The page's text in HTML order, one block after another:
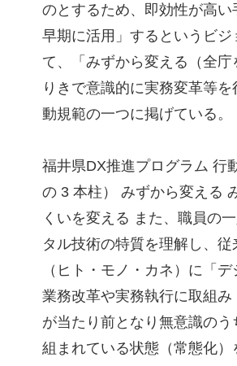
のとするため、即効性が高い
早期に活用」するというビジ
て、「みずから変える（全
りきで意識的に実務変革等
動規範の一つに掲げている。
福井県DX推進プログラム 行
の 3 本柱） みずから変える
くいを変える また、職員の
タル技術の特質を理解し、
（ヒト・モノ・カネ）に「
業務改革や実務執行に取組
が当たり前となり無意識のう
組まれている状態（常態化）